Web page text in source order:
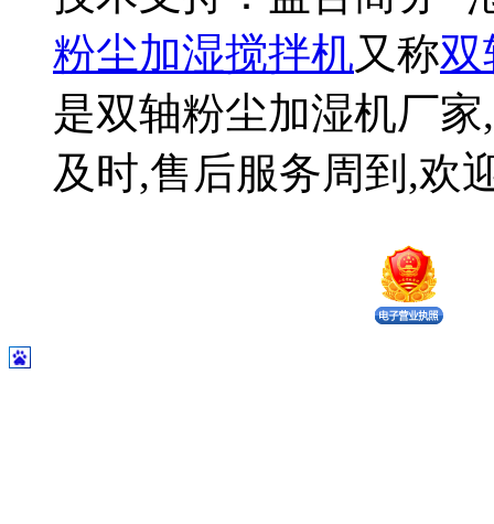
粉尘加湿搅拌机又称双
是双轴粉尘加湿机厂
及时,售后服务周到,欢